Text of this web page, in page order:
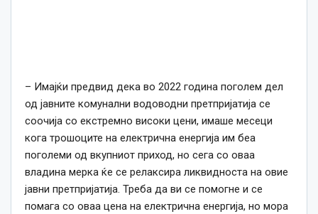
– Имајќи предвид дека во 2022 година поголем дел
од јавните комунални водоводни претпријатија се
соочија со екстремно високи цени, имаше месеци
кога трошоците на електрична енергија им беа
поголеми од вкупниот приход, но сега со оваа
владина мерка ќе се релаксира ликвидноста на овие
јавни претпријатија. Треба да ви се помогне и се
помага со оваа цена на електрична енергија, но мора